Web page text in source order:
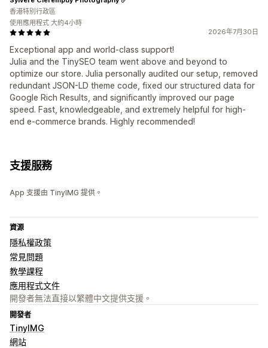
2026年7月30日
Exceptional app and world-class support!
Julia and the TinySEO team went above and beyond to
optimize our store. Julia personally audited our setup, removed
redundant JSON-LD theme code, fixed our structured data for
Google Rich Results, and significantly improved our page
speed. Fast, knowledgeable, and extremely helpful for high-
end e-commerce brands. Highly recommended!
香港特別行政區
使用應用程式 大約4小時
支援服務
App 支援由 TinyIMG 提供。
資源
隱私權政策
常見問題
教學課程
應用程式文件
開發者無法直接以繁體中文提供支援。
開發者
TinyIMG
網站